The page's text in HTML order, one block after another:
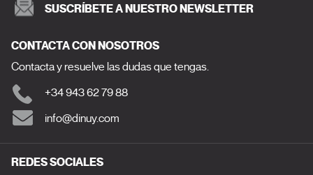
SUSCRÍBETE A NUESTRO NEWSLETTER
CONTACTA CON NOSOTROS
Contacta y resuelve las dudas que tengas.
+34 943 62 79 88
info@dinuy.com
REDES SOCIALES